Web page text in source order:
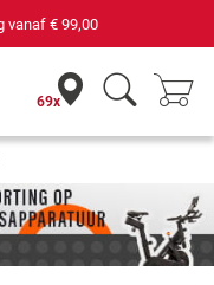
69x